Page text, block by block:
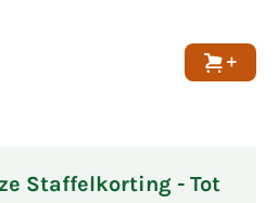
Staffelkorting - Tot